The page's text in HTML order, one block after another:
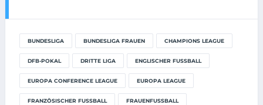
BUNDESLIGA BUNDESLIGA FRAUEN CHAMPIONS LEAGUE
DFB-POKAL DRITTE LIGA ENGLISCHER FUSSBALL
EUROPA CONFERENCE LEAGUE EUROPA LEAGUE
FRANZÖSISCHER FUSSBALL FRAUENFUSSBALL